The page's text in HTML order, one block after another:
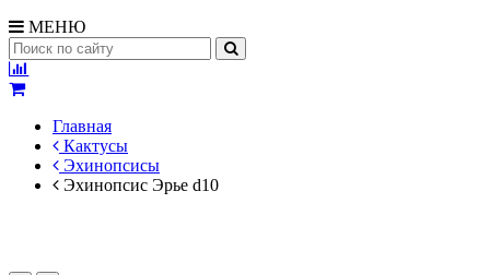
МЕНЮ
Главная
Кактусы
Эхинопсисы
Эхинопсис Эрье d10